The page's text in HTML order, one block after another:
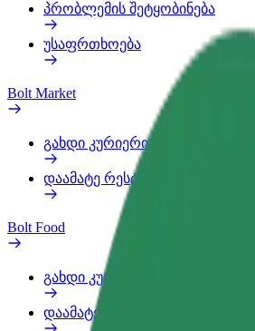
პრობლემის შეტყობინება
უსაფრთხოება
Bolt Market
გახდი კურიერი
დაამატე რესტორანი ან მაღაზია
Bolt Food
გახდი კურიერი
დაამატე რესტორანი ან მაღაზია